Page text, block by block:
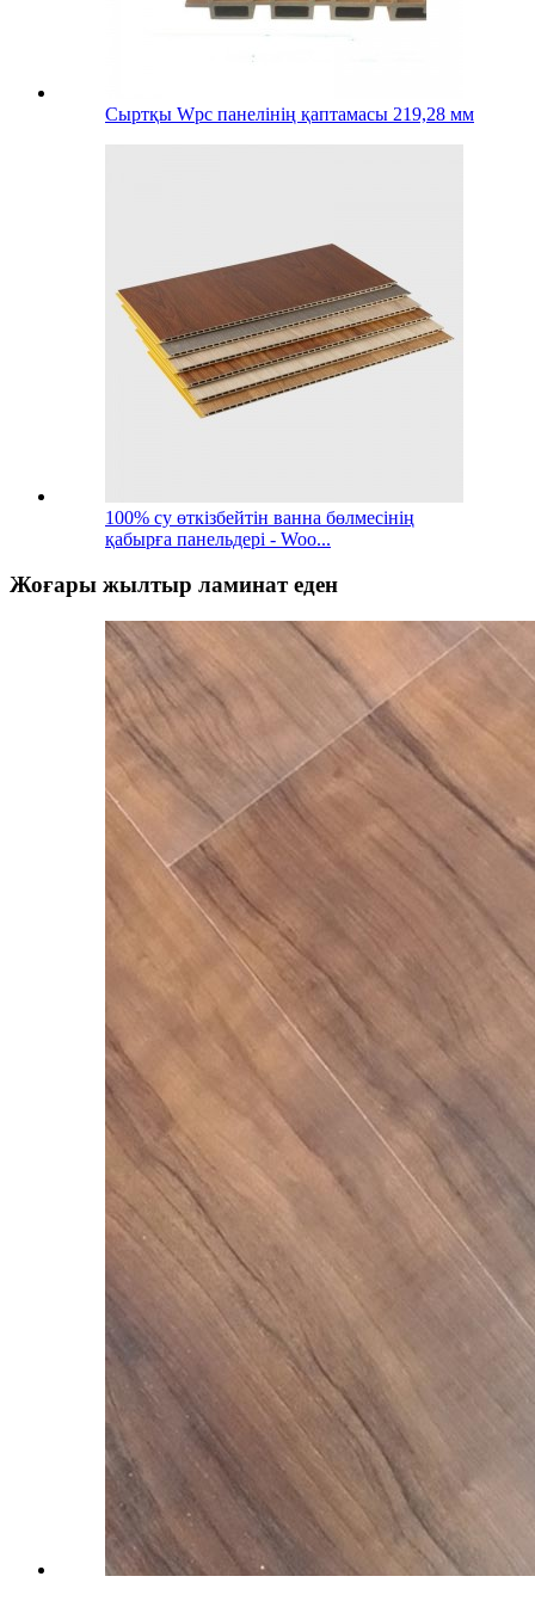
Сыртқы Wpc панелінің қаптамасы 219,28 мм
100% су өткізбейтін ванна бөлмесінің
қабырға панельдері - Woo...
Жоғары жылтыр ламинат еден